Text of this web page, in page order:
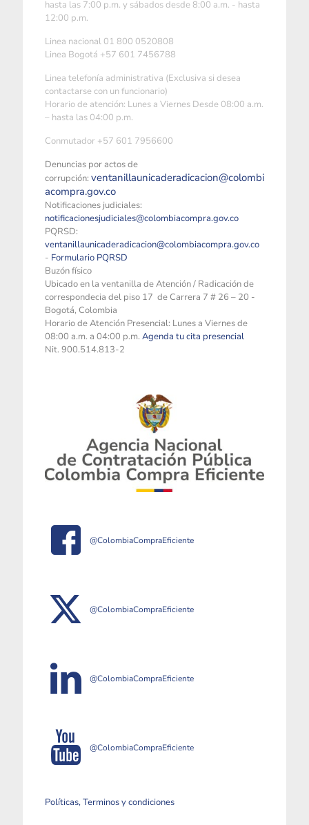
hasta las 7:00 p.m. y sábados desde 8:00 a.m. - hasta
12:00 p.m.
Linea nacional 01 800 0520808
Linea Bogotá +57 601 7456788
Linea telefonía administrativa (Exclusiva si desea
contactarse con un funcionario)
Horario de atención: Lunes a Viernes Desde 08:00 a.m.
– hasta las 04:00 p.m.
Conmutador +57 601 7956600
Denuncias por actos de
corrupción: ventanillaunicaderadicacion@colombi
acompra.gov.co
Notificaciones judiciales:
notificacionesjudiciales@colombiacompra.gov.co
PQRSD:
ventanillaunicaderadicacion@colombiacompra.gov.co
- Formulario PQRSD
Buzón físico
Ubicado en la ventanilla de Atención / Radicación de
correspondecia del piso 17 de Carrera 7 # 26 – 20 -
Bogotá, Colombia
Horario de Atención Presencial: Lunes a Viernes de
08:00 a.m. a 04:00 p.m. Agenda tu cita presencial
Nit. 900.514.813-2
@ColombiaCompraEficiente
@ColombiaCompraEficiente
@ColombiaCompraEficiente
@ColombiaCompraEficiente
Políticas, Terminos y condiciones